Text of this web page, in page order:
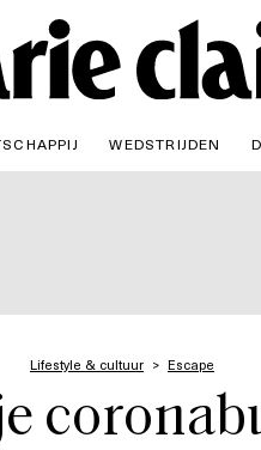
WEDSTRIJDEN
Lifestyle & cultuur Escape